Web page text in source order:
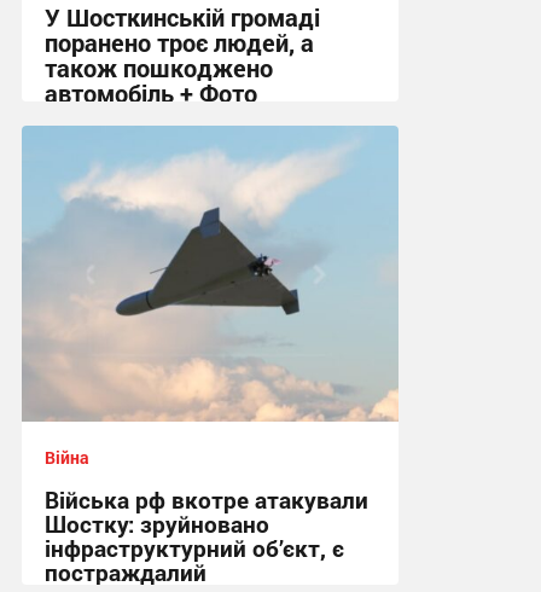
У Шосткинській громаді
поранено троє людей, а
також пошкоджено
автомобіль + Фото
Війна
Війська рф вкотре атакували
Шостку: зруйновано
інфраструктурний об’єкт, є
постраждалий